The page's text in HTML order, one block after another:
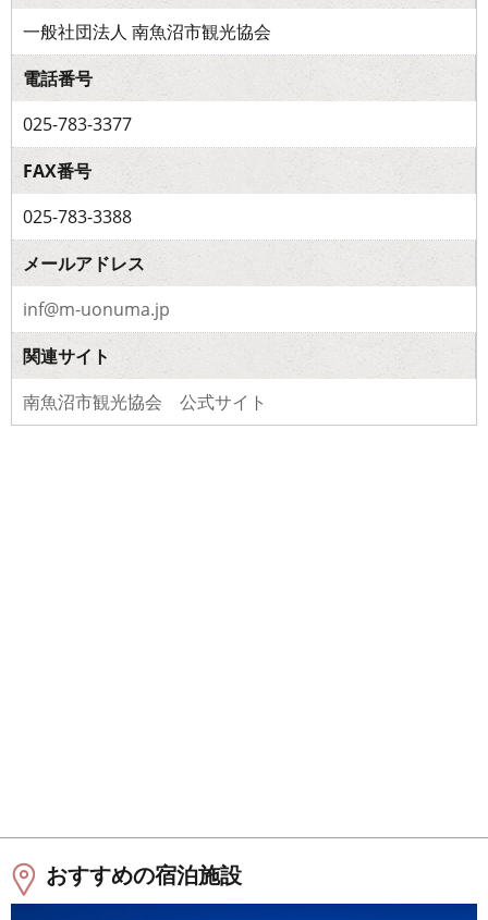
一般社団法人 南魚沼市観光協会
電話番号
025-783-3377
FAX番号
025-783-3388
メールアドレス
inf@m-uonuma.jp
関連サイト
南魚沼市観光協会 公式サイト
おすすめの宿泊施設